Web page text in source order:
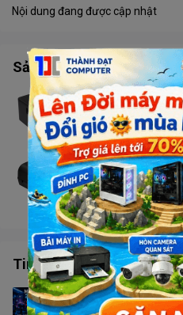
Nội dung đang được cập nhật
Sản phẩm tương tự
Máy in bill Zywell
Liên hệ
Máy in mã vạch
Liên hệ
Tin tức công nghệ
Màn Hình 24 Inch Hay
To Hơn Là Tốt Hơn